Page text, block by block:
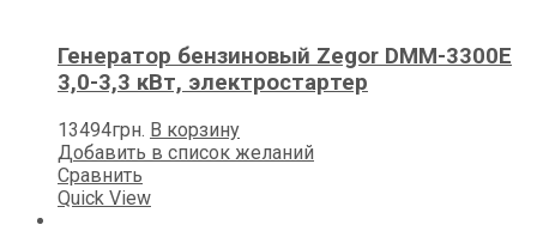
Генератор бензиновый Zegor DMM-3300E
3,0-3,3 кВт, электростартер
13494грн. В корзину
Добавить в список желаний
Сравнить
Quick View